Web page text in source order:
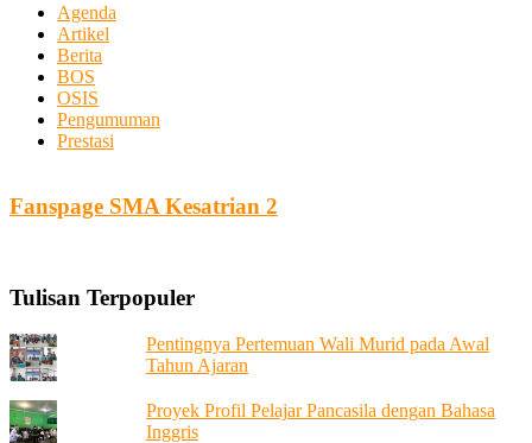
Agenda
Artikel
Berita
BOS
OSIS
Pengumuman
Prestasi
Fanspage SMA Kesatrian 2
Tulisan Terpopuler
Pentingnya Pertemuan Wali Murid pada Awal
Tahun Ajaran
Proyek Profil Pelajar Pancasila dengan Bahasa
Inggris